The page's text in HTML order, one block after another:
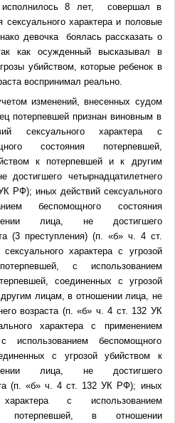
исполнилось 8 лет, совершал в
характера и половые
девочка боялась рассказать о
как осужденный высказывал в
убийством, которые ребенок в
воспринимал реально.
изменений, внесенных судом
потерпевшей признан виновным в
сексуального характера с
состояния потерпевшей,
к потерпевшей и к другим
четырнадцатилетнего
РФ); иных действий сексуального
беспомощного состояния
лица, не достигшего
(3 преступления) (п. «б» ч. 4 ст.
характера с угрозой
с использованием
соединенных с угрозой
лицам, в отношении лица, не
возраста (п. «б» ч. 4 ст. 132 УК
характера с применением
беспомощного
с угрозой убийством к
лица, не достигшего
(п. «б» ч. 4 ст. 132 УК РФ); иных
с использованием
потерпевшей, в отношении